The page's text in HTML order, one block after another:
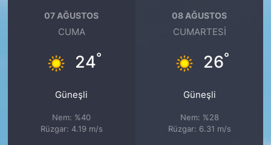
07 AĞUSTOS
CUMA
24°
Güneşli
Nem: %40
Rüzgar: 4.19 m/s
08 AĞUSTOS
CUMARTESI
26°
Güneşli
Nem: %28
Rüzgar: 6.31 m/s